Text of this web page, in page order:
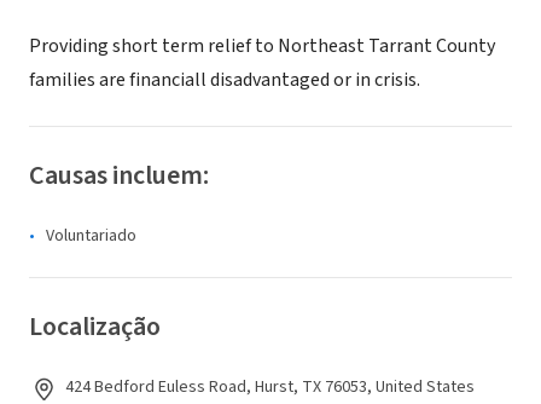
Providing short term relief to Northeast Tarrant County
families are financiall disadvantaged or in crisis.
Causas incluem:
Voluntariado
Localização
424 Bedford Euless Road, Hurst, TX 76053, United States